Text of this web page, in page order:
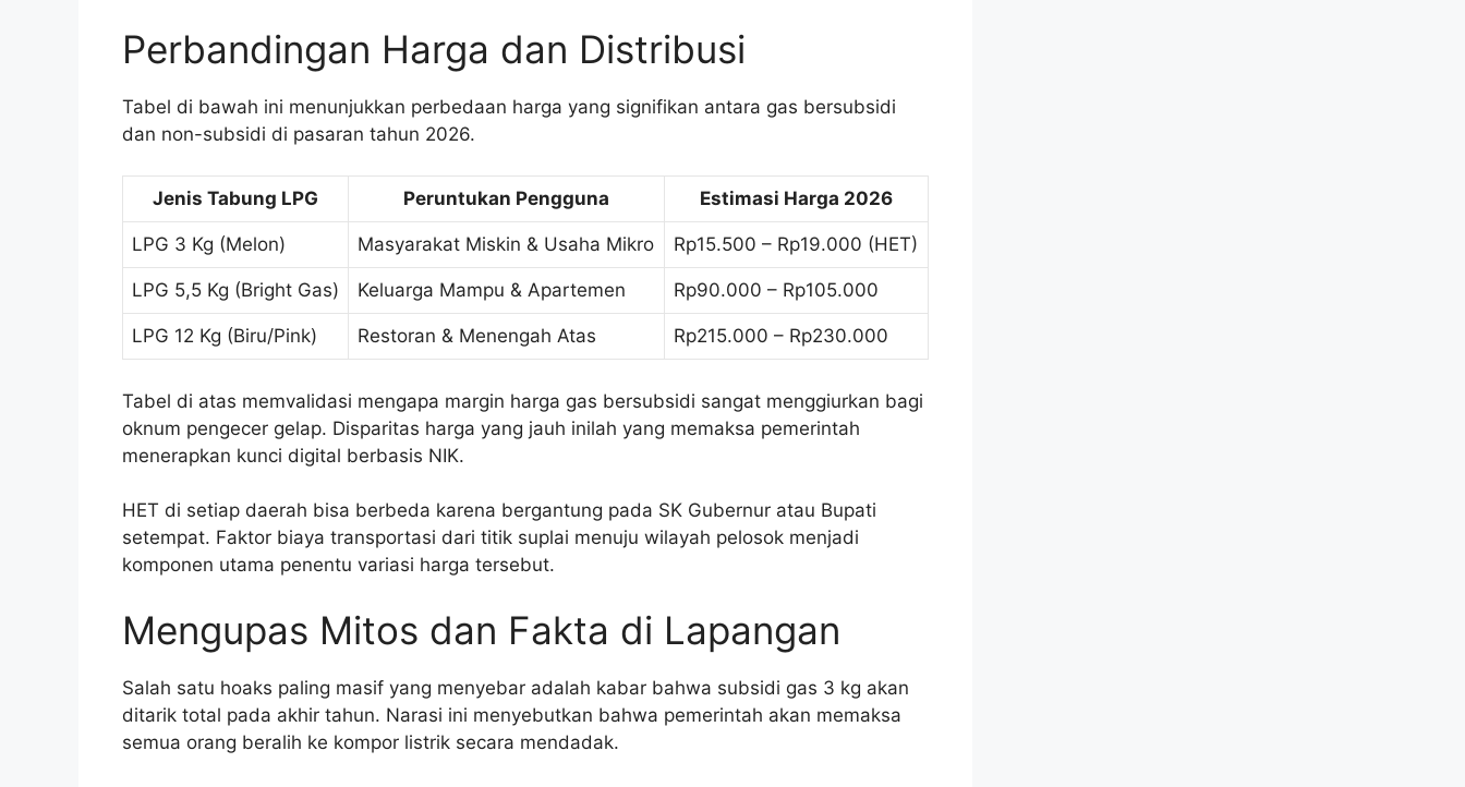
Perbandingan Harga dan Distribusi
Tabel di bawah ini menunjukkan perbedaan harga yang signifikan antara gas bersubsidi
dan non-subsidi di pasaran tahun 2026.
Jenis Tabung LPG Peruntukan Pengguna Estimasi Harga 2026
LPG 3 Kg (Melon) Masyarakat Miskin & Usaha Mikro Rp15.500 – Rp19.000 (HET)
LPG 5,5 Kg (Bright Gas) Keluarga Mampu & Apartemen Rp90.000 – Rp105.000
LPG 12 Kg (Biru/Pink) Restoran & Menengah Atas Rp215.000 – Rp230.000
Tabel di atas memvalidasi mengapa margin harga gas bersubsidi sangat menggiurkan bagi
oknum pengecer gelap. Disparitas harga yang jauh inilah yang memaksa pemerintah
menerapkan kunci digital berbasis NIK.
HET di setiap daerah bisa berbeda karena bergantung pada SK Gubernur atau Bupati
setempat. Faktor biaya transportasi dari titik suplai menuju wilayah pelosok menjadi
komponen utama penentu variasi harga tersebut.
Mengupas Mitos dan Fakta di Lapangan
Salah satu hoaks paling masif yang menyebar adalah kabar bahwa subsidi gas 3 kg akan
ditarik total pada akhir tahun. Narasi ini menyebutkan bahwa pemerintah akan memaksa
semua orang beralih ke kompor listrik secara mendadak.